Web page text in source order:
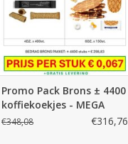
Promo Pack Brons ± 4400
koffiekoekjes - MEGA
DEAL
€348,08 €316,76